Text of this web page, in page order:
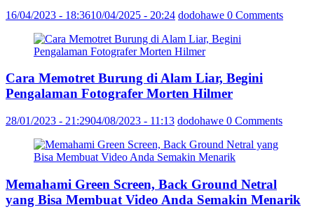
16/04/2023 - 18:3610/04/2025 - 20:24 dodohawe 0 Comments
Cara Memotret Burung di Alam Liar, Begini
Pengalaman Fotografer Morten Hilmer
28/01/2023 - 21:2904/08/2023 - 11:13 dodohawe 0 Comments
Memahami Green Screen, Back Ground Netral
yang Bisa Membuat Video Anda Semakin Menarik